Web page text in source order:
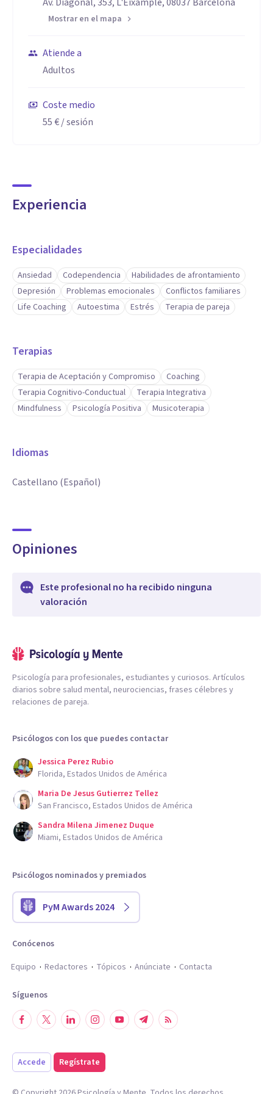
Mostrar en el mapa
Atiende a
Adultos
Coste medio
55 €/ sesión
Experiencia
Especialidades
Ansiedad Codependencia
Habilidades de afrontamiento
Depresión
Problemas emocionales
Conflictos familiares
Life Coaching
Autoestima Estrés Terapia de pareja
Terapias
Terapia de Aceptación y Compromiso
Coaching
Terapia Cognitivo-Conductual
Terapia Integrativa
Mindfulness
Psicología Positiva Musicoterapia
Idiomas
Castellano (Español)
Opiniones
Este profesional no ha recibido ninguna
valoración
Psicología para profesionales, estudiantes y curiosos. Artículos
diarios sobre salud mental, neurociencias, frases célebres y
relaciones de pareja.
Psicólogos con los que puedes contactar
Jessica Perez Rubio
Florida, Estados Unidos de América
Maria De Jesus Gutierrez Tellez
San Francisco, Estados Unidos de América
Sandra Milena Jimenez Duque
Miami, Estados Unidos de América
Psicólogos nominados y premiados
PyM Awards 2024
Conócenos
Equipo
Redactores Tópicos Anúnciate Contacta
Síguenos
Accede Regístrate